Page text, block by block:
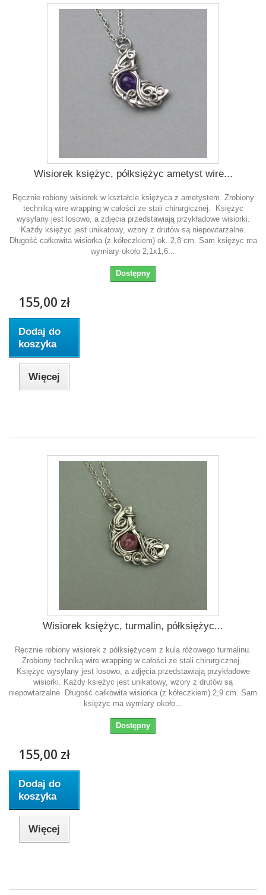
Wisiorek księżyc, półksiężyc ametyst wire...
Ręcznie robiony wisiorek w kształcie księżyca z ametystem. Zrobiony
techniką wire wrapping w całości ze stali chirurgicznej. Księżyc
wysyłany jest losowo, a zdjęcia przedstawiają przykładowe wisiorki.
Każdy księżyc jest unikatowy, wzory z drutów są niepowtarzalne.
Długość całkowita wisiorka (z kółeczkiem) ok. 2,8 cm. Sam księżyc ma
wymiary około 2,1x1,6...
Dostępny
155,00 zł
Dodaj do
koszyka
Więcej
Wisiorek księżyc, turmalin, półksiężyc...
Ręcznie robiony wisiorek z półksiężycem z kula różowego turmalinu.
Zrobiony techniką wire wrapping w całości ze stali chirurgicznej.
Księżyc wysyłany jest losowo, a zdjęcia przedstawiają przykładowe
wisiorki. Każdy księżyc jest unikatowy, wzory z drutów są
niepowtarzalne. Długość całkowita wisiorka (z kółeczkiem) 2,9 cm. Sam
księżyc ma wymiary około...
Dostępny
155,00 zł
Dodaj do
koszyka
Więcej